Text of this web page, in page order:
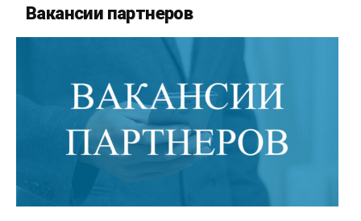
Вакансии партнеров